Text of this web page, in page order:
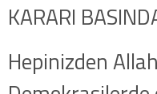
KARARI
Hepinizden